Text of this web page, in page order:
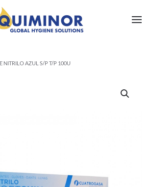
NITRILO AZUL S/P T/P 100U